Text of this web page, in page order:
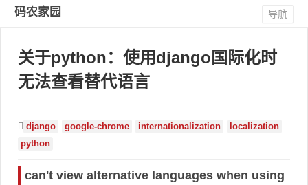
码农家园 导航
关于python：使用django国际化时
无法查看替代语言
django google-chrome internationalization
localization
python
can't view alternative languages when using